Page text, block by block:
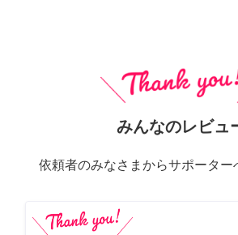
みんなのレビュ
依頼者のみなさまからサポーター